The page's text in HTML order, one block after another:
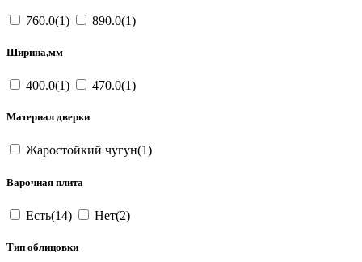
760.0(1) 890.0(1)
Ширина,мм
400.0(1) 470.0(1)
Материал дверки
Жаростойкий чугун(1)
Варочная плита
Есть(14) Нет(2)
Тип облицовки